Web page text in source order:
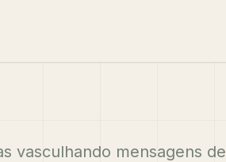
vasculhando mensagens